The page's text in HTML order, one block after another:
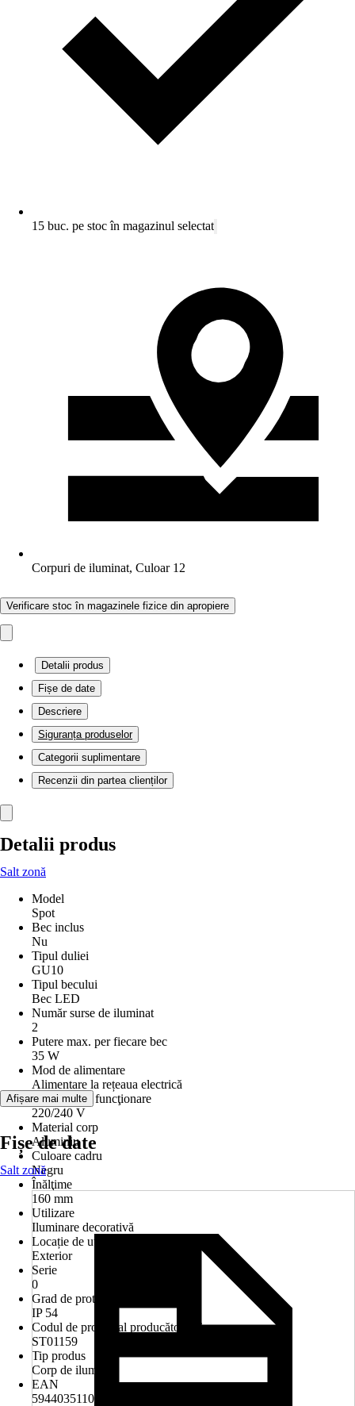
15 buc. pe stoc în magazinul selectat
Corpuri de iluminat, Culoar 12
Verificare stoc în magazinele fizice din apropiere
Detalii produs
Fișe de date
Descriere
Siguranța produselor
Categorii suplimentare
Recenzii din partea clienților
Detalii produs
Salt zonă
Model
Spot
Bec inclus
Nu
Tipul duliei
GU10
Tipul becului
Bec LED
Număr surse de iluminat
2
Putere max. per fiecare bec
35 W
Mod de alimentare
Alimentare la rețeaua electrică
Tensiune de funcţionare
220/240 V
Material corp
Aluminiu
Culoare cadru
Negru
Înălţime
160 mm
Utilizare
Iluminare decorativă
Locație de utilizare
Exterior
Serie
0
Grad de protecție
IP 54
Codul de produs al producătorului
ST01159
Tip produs
Corp de iluminat
EAN
5944035110103
Afișare mai multe
Fișe de date
Salt zonă